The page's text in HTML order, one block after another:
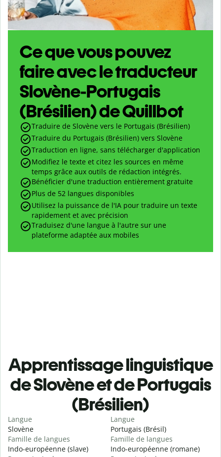
Ce que vous pouvez
faire avec le traducteur
Slovène-Portugais
(Brésilien) de Quillbot
Traduire de Slovène vers le Portugais (Brésilien)
Traduire du Portugais (Brésilien) vers Slovène
Traduction en ligne, sans télécharger d'application
Modifiez le texte et citez les sources en même
temps grâce aux outils de rédaction intégrés.
Bénéficier d'une traduction entièrement gratuite
Plus de 52 langues disponibles
Utilisez la puissance de l'IA pour traduire un texte
rapidement et avec précision
Traduisez d'une langue à l'autre sur une
plateforme adaptée aux mobiles
Apprentissage linguistique
de Slovène et de Portugais
(Brésilien)
Langue
Slovène
Famille de langues
Indo-européenne (slave)
Langue
Portugais (Brésil)
Famille de langues
Indo-européenne (romane)